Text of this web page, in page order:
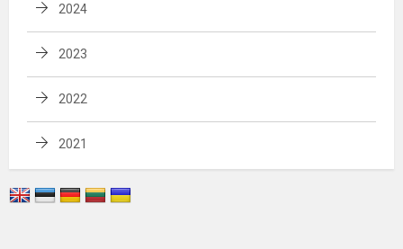
2024
2023
2022
2021